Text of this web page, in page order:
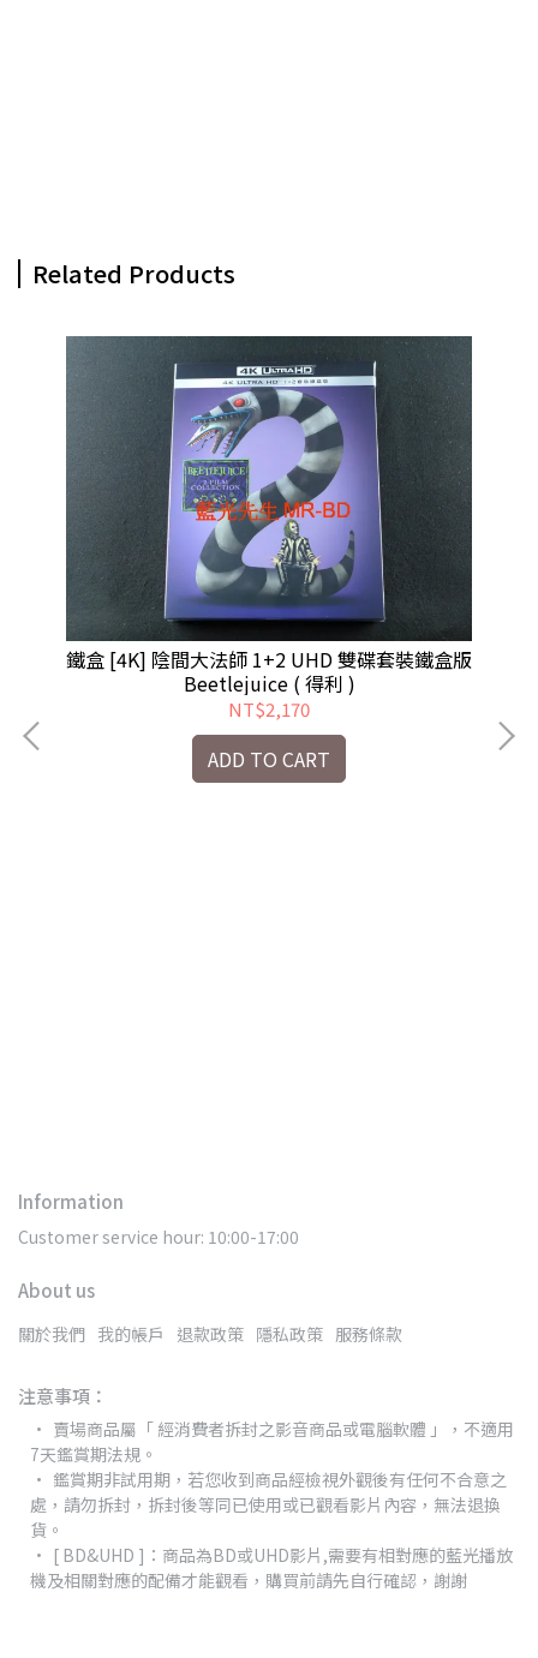
Related Products
鐵盒 [4K] 陰間大法師 1+2 UHD 雙碟套裝鐵盒版
Beetlejuice ( 得利 )
NT$2,170
ADD TO CART
Information
Customer service hour: 10:00-17:00
About us
關於我們 我的帳戶 退款政策 隱私政策 服務條款
注意事項：
賣場商品屬「 經消費者拆封之影音商品或電腦軟體 」，不適用
7天鑑賞期法規。
鑑賞期非試用期，若您收到商品經檢視外觀後有任何不合意之
處，請勿拆封，拆封後等同已使用或已觀看影片內容，無法退換
貨。
[ BD&UHD ]：商品為BD或UHD影片,需要有相對應的藍光播放
機及相關對應的配備才能觀看，購買前請先自行確認，謝謝